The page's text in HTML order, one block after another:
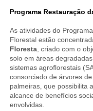
Programa Restauração
As atividades do
Florestal estão
Floresta, criado com o
solo em áreas
sistemas agroflorestais
consorciado de árvores
palmeiras, que possibilita
alcance de benefícios
envolvidas.